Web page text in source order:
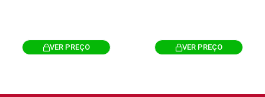
VER PREÇO VER PREÇO